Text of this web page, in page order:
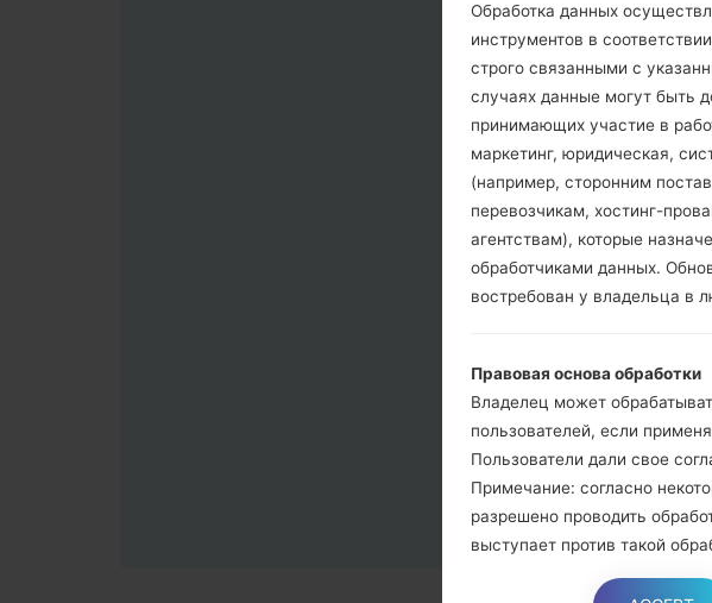
Обработка данных
инструментов в
строго связанными с
случаях данные могут быть
принимающих участие в
маркетинг, юридическая,
(например, сторонним
перевозчикам, хостинг-
агентствам), которые
обработчиками данных.
востребован у владельца в
Правовая основа обработки
Владелец может
пользователей, если
Пользователи дали свое
Примечание: согласно
разрешено проводить
выступает против такой
согласие или любое другое